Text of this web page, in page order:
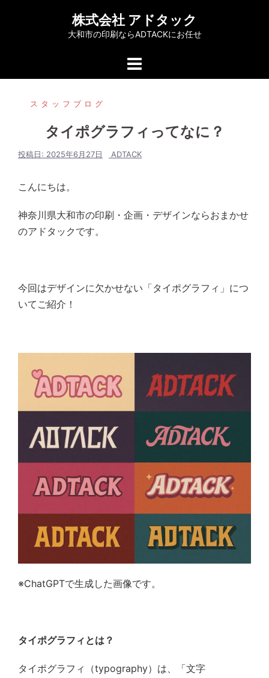
株式会社 アドタック
大和市の印刷ならADTACKにお任せ
スタッフブログ
タイポグラフィってなに？
投稿日: 2025年6月27日 ADTACK
こんにちは。
神奈川県大和市の印刷・企画・デザインならおまかせ
のアドタックです。
今回はデザインに欠かせない「タイポグラフィ」につ
いてご紹介！
※ChatGPTで生成した画像です。
タイポグラフィとは？
タイポグラフィ（typography）は、「文字